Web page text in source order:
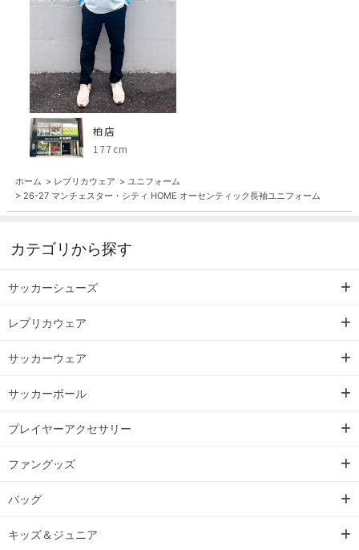
柏店
177cm
ホーム > レプリカウェア > ユニフォーム
> 26-27 マンチェスター・シティ HOME オーセンティック長袖ユニフォーム
カテゴリから探す
サッカーシューズ
レプリカウェア
サッカーウェア
サッカーボール
プレイヤーアクセサリー
ファングッズ
バッグ
キッズ＆ジュニア